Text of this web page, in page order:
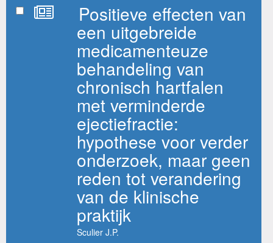
Positieve effecten van
een uitgebreide
medicamenteuze
behandeling van
chronisch hartfalen
met verminderde
ejectiefractie:
hypothese voor verder
onderzoek, maar geen
reden tot verandering
van de klinische
praktijk
Sculier J.P.